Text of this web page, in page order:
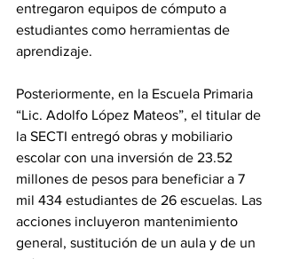
entregaron equipos de cómputo a
estudiantes como herramientas de
aprendizaje.
Posteriormente, en la Escuela Primaria
“Lic. Adolfo López Mateos”, el titular de
la SECTI entregó obras y mobiliario
escolar con una inversión de 23.52
millones de pesos para beneficiar a 7
mil 434 estudiantes de 26 escuelas. Las
acciones incluyeron mantenimiento
general, sustitución de un aula y de un